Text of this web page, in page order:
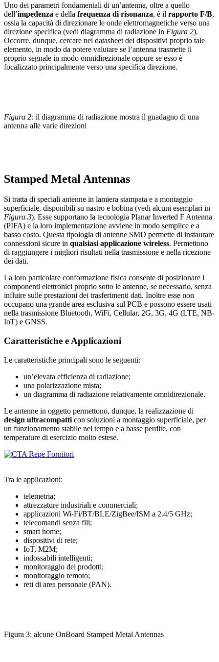
Uno dei parametri fondamentali di un’antenna, oltre a quello
dell’impedenza e della frequenza di risonanza, è il rapporto F/B,
ossia la capacità di direzionare le onde elettromagnetiche verso una
direzione specifica (vedi diagramma di radiazione in Figura 2).
Occorre, dunque, cercare nei datasheet dei dispositivi proprio tale
elemento, in modo da potere valutare se l’antenna trasmette il
proprio segnale in modo omnidirezionale oppure se esso è
focalizzato principalmente verso una specifica direzione.
Figura 2: il diagramma di radiazione mostra il guadagno di una
antenna alle varie direzioni
Stamped Metal Antennas
Si tratta di speciali antenne in lamiera stampata e a montaggio
superficiale, disponibili su nastro e bobina (vedi alcuni esemplari in
Figura 3). Esse supportano la tecnologia Planar Inverted F Antenna
(PIFA) e la loro implementazione avviene in modo semplice e a
basso costo. Questa tipologia di antenne SMD permette di instaurare
connessioni sicure in qualsiasi applicazione wireless. Permettono
di raggiungere i migliori risultati nella trasmissione e nella ricezione
dei dati.
La loro particolare conformazione fisica consente di posizionare i
componenti elettronici proprio sotto le antenne, se necessario, senza
influire sulle prestazioni dei trasferimenti dati. Inoltre esse non
occupano una grande area esclusiva sul PCB e possono essere usati
nella trasmissione Bluetooth, WiFi, Cellular, 2G, 3G, 4G (LTE, NB-
IoT) e GNSS.
Caratteristiche e Applicazioni
Le caratteristiche principali sono le seguenti:
un’elevata efficienza di radiazione;
una polarizzazione mista;
un diagramma di radiazione relativamente omnidirezionale.
Le antenne in oggetto permettono, dunque, la realizzazione di
design ultracompatti con soluzioni a montaggio superficiale, per
un funzionamento stabile nel tempo e a basse perdite, con
temperature di esercizio molto estese.
Tra le applicazioni:
telemetria;
attrezzature industriali e commerciali;
applicazioni Wi-Fi/BT/BLE/ZigBee/ISM a 2.4/5 GHz;
telecomandi senza fili;
smart home;
dispositivi di rete;
IoT, M2M;
indossabili intelligenti;
monitoraggio dei prodotti;
monitoraggio remoto;
reti di area personale (PAN).
Figura 3: alcune OnBoard Stamped Metal Antennas